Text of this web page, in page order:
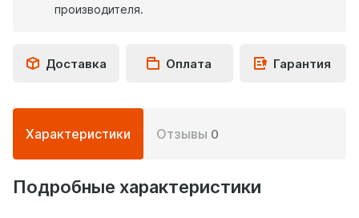
производителя.
Доставка Оплата Гарантия
Подробная
информация
о
товаре
Характеристики Отзывы 0
Подробные характеристики